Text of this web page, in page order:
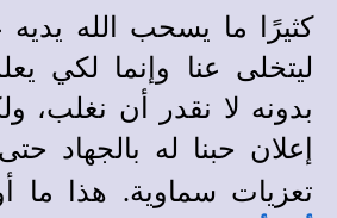
كثيرًا ما يسحب الله يديه
ليتخلى عنا وإنما لكي
بدونه لا نقدر أن نغلب،
إعلان حبنا له بالجهاد
تعزيات سماوية. هذا ما